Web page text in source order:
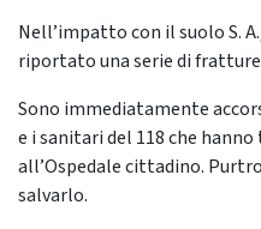
Nell’impatto con il suolo S.
riportato una serie di
Sono immediatamente
e i sanitari del 118 che
all’Ospedale cittadino.
salvarlo.